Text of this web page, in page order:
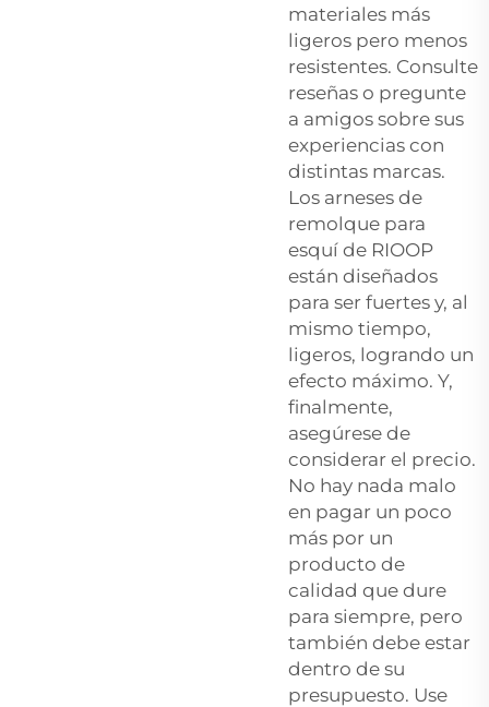
materiales más
ligeros pero menos
resistentes. Consulte
reseñas o pregunte
a amigos sobre sus
experiencias con
distintas marcas.
Los arneses de
remolque para
esquí de RIOOP
están diseñados
para ser fuertes y, al
mismo tiempo,
ligeros, logrando un
efecto máximo. Y,
finalmente,
asegúrese de
considerar el precio.
No hay nada malo
en pagar un poco
más por un
producto de
calidad que dure
para siempre, pero
también debe estar
dentro de su
presupuesto. Use